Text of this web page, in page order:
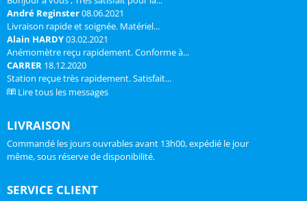
André Reginster08.06.2021
Livraison rapide et soignée. Matériel...
Alain HARDY03.02.2021
Anémomètre reçu rapidement. Conforme à...
CARRER 18.12.2020
Station reçue très rapidement. Satisfait...
Lire tous les messages
LIVRAISON
Commandé les jours ouvrables avant 13h00, expédié le jour
même, sous réserve de disponibilité.
SERVICE CLIENT